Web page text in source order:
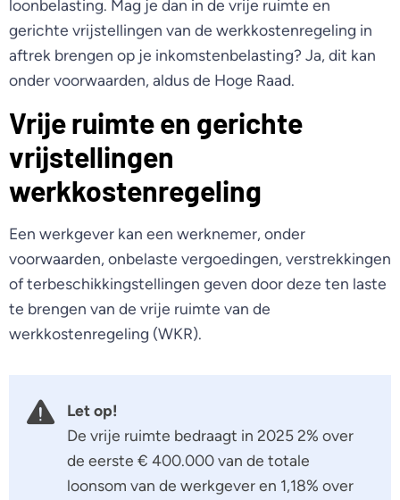
loonbelasting. Mag je dan in de vrije ruimte en
gerichte vrijstellingen van de werkkostenregeling in
aftrek brengen op je inkomstenbelasting? Ja, dit kan
onder voorwaarden, aldus de Hoge Raad.
Vrije ruimte en gerichte
vrijstellingen
werkkostenregeling
Een werkgever kan een werknemer, onder
voorwaarden, onbelaste vergoedingen, verstrekkingen
of terbeschikkingstellingen geven door deze ten laste
te brengen van de vrije ruimte van de
werkkostenregeling (WKR).
Let op!
De vrije ruimte bedraagt in 2025 2% over
de eerste € 400.000 van de totale
loonsom van de werkgever en 1,18% over